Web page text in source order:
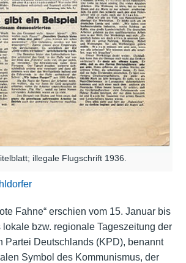
illegale Flugschrift 1936.
Fahne“ erschien vom 15. Januar bis
bzw. regionale Tageszeitung der
Partei Deutschlands (KPD), benannt
Symbol des Kommunismus, der